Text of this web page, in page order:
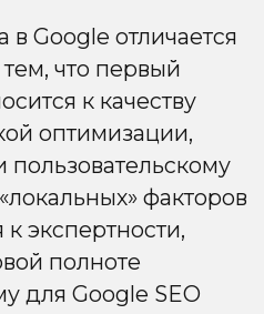
SEO
подробно
алгоритмы
заметно